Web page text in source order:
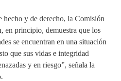
hecho y de derecho, la Comisión
en principio, demuestra que los
se encuentran en una situación
que sus vidas e integridad
y en riesgo”, señala la